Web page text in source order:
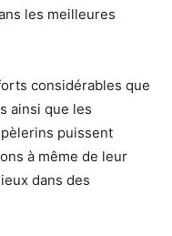
les meilleures
considérables que
ainsi que les
puissent
à même de leur
dans des